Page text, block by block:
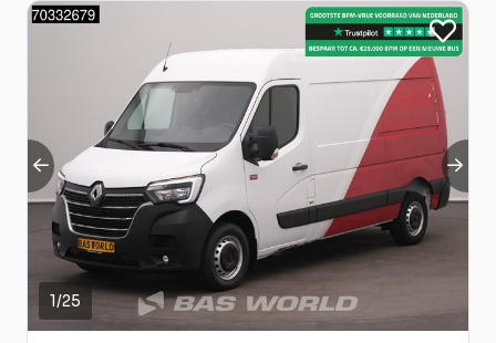
1/25